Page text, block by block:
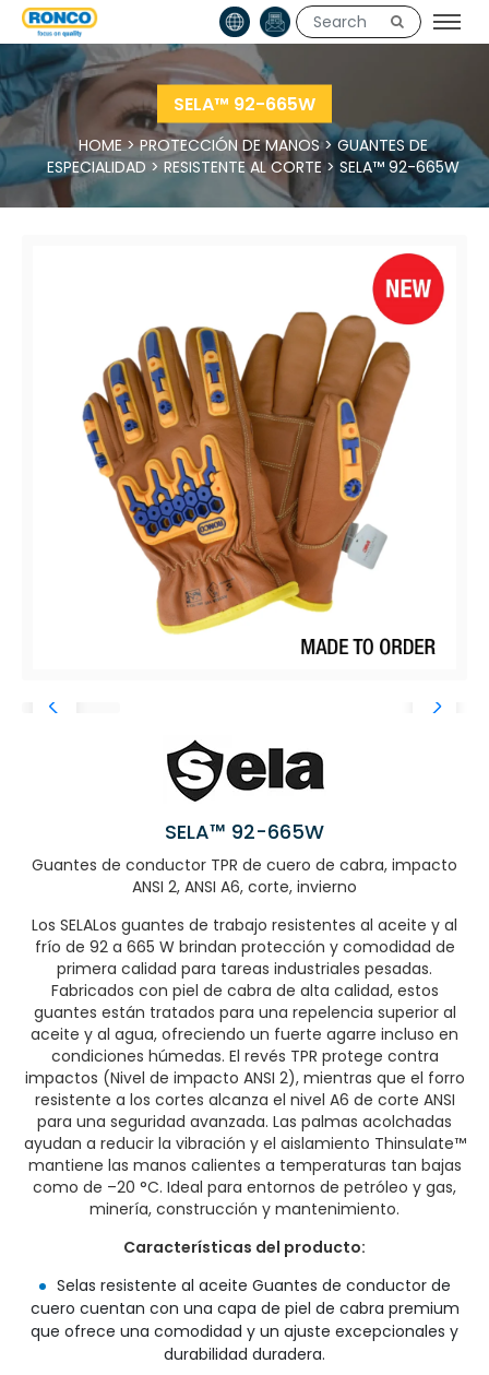
SELA™ 92-665W
HOME>PROTECCIÓN DE MANOS>GUANTES DE
ESPECIALIDAD > RESISTENTE AL CORTE> SELA™ 92-665W
SELA™ 92-665W
Guantes de conductor TPR de cuero de cabra, impacto
ANSI 2, ANSI A6, corte, invierno
Los SELALos guantes de trabajo resistentes al aceite y al
frío de 92 a 665 W brindan protección y comodidad de
primera calidad para tareas industriales pesadas.
Fabricados con piel de cabra de alta calidad, estos
guantes están tratados para una repelencia superior al
aceite y al agua, ofreciendo un fuerte agarre incluso en
condiciones húmedas. El revés TPR protege contra
impactos (Nivel de impacto ANSI 2), mientras que el forro
resistente a los cortes alcanza el nivel A6 de corte ANSI
para una seguridad avanzada. Las palmas acolchadas
ayudan a reducir la vibración y el aislamiento Thinsulate™
mantiene las manos calientes a temperaturas tan bajas
como de –20 °C. Ideal para entornos de petróleo y gas,
minería, construcción y mantenimiento.
Características del producto:
Selas resistente al aceite Guantes de conductor de
cuero cuentan con una capa de piel de cabra premium
que ofrece una comodidad y un ajuste excepcionales y
durabilidad duradera.